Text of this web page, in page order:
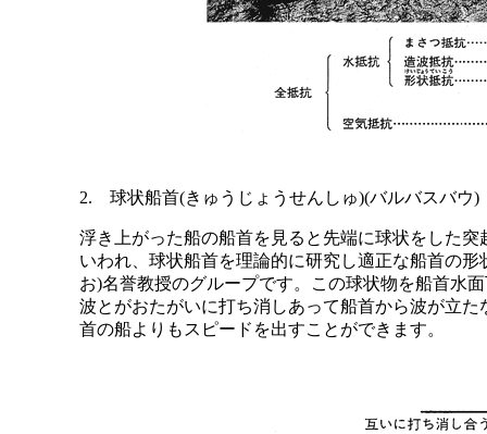
2. 球状船首(きゅうじょうせんしゅ)(バルバスバウ)
浮き上がった船の船首を見ると先端に球状をした
いわれ、球状船首を理論的に研究し適正な船首の
お)名誉教授のグループです。この球状物を船首水
波とがおたがいに打ち消しあって船首から波が立
首の船よりもスピードを出すことができます。